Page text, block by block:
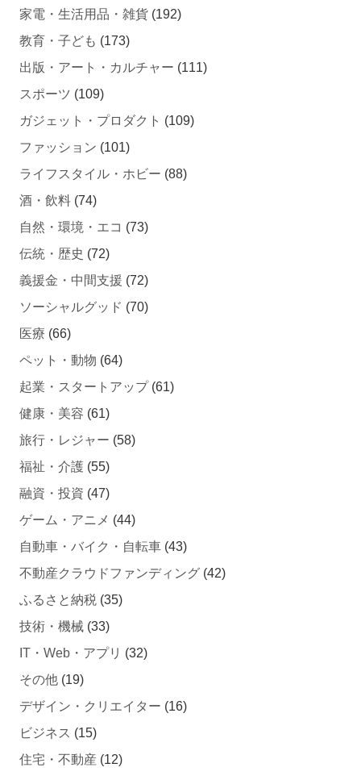
教育・子ども(173)
出版・アート・カルチャー
スポーツ (109)
ガジェット・プロダクト
ファッション (101)
ライフスタイル・ホビー
酒・飲料 (74)
自然・環境・エコ
伝統・歴史 (72)
義援金・中間支援
ソーシャルグッド (70)
医療 (66)
ペット・動物
起業・スタートアップ
健康・美容 (61)
旅行・レジャー
福祉・介護(55)
融資・投資 (47)
ゲーム・アニメ
自動車・バイク・自転車
不動産クラウドファンディング
ふるさと納税 (35)
技術・機械(33)
IT・Web・アプリ
その他(19)
デザイン・クリエイター
ビジネス (15)
住宅・不動産